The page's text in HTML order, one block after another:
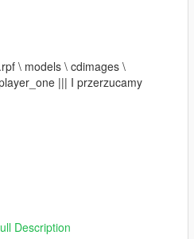
\ models \ cdimages \
||| I przerzucamy
Description